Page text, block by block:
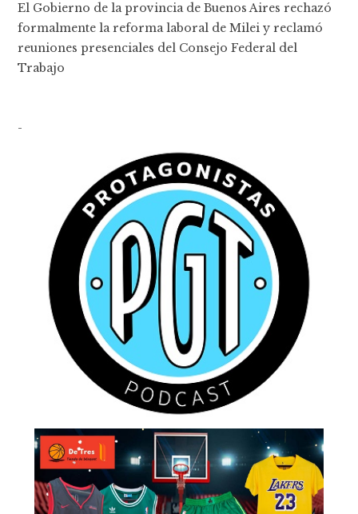
El Gobierno de la provincia de Buenos Aires rechazó
formalmente la reforma laboral de Milei y reclamó
reuniones presenciales del Consejo Federal del
Trabajo
-